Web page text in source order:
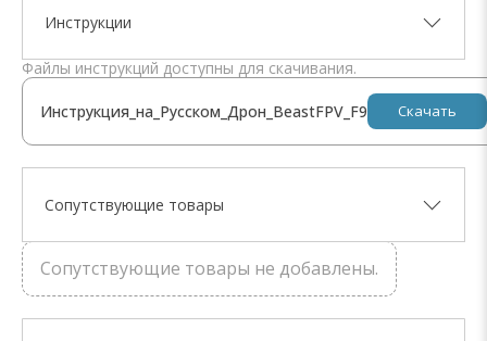
Инструкции
Файлы инструкций доступны для скачивания.
Инструкция_на_Русском_Дрон_BeastFPV_F9 Скачать
Сопутствующие товары
Сопутствующие товары не добавлены.